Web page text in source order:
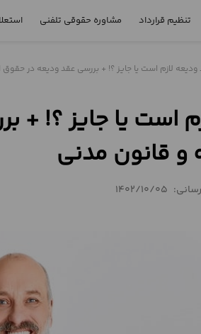
تنظیم قرارداد مشاوره حقوقی تلفنی
ودیعه لازم است یا جایز ؟! + بررسی عقد ودیعه در حقوق
است یا جایز ؟! +
و قانون مدنی
1402/10/05